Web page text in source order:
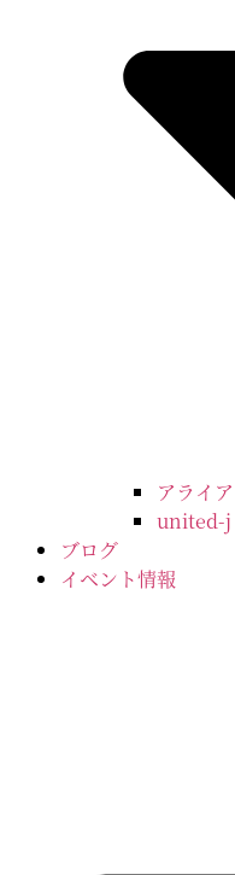
アライ
united-j
ブログ
イベント情報